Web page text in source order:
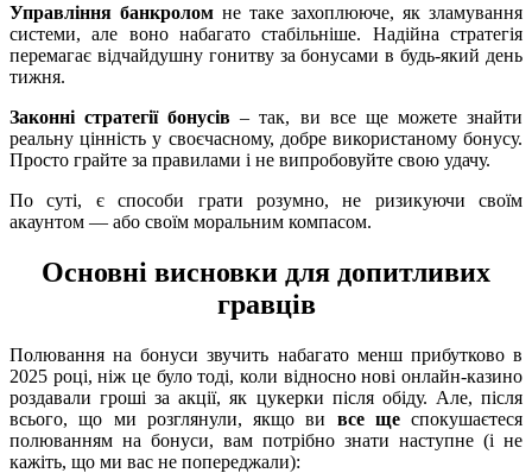
Управління банкроломне таке захоплююче, як зламування
системи, але воно набагато стабільніше. Надійна стратегія
перемагає відчайдушну гонитву за бонусами в будь-який день
тижня.
Законні стратегії бонусів – так, ви все ще можете знайти
реальну цінність у своєчасному, добре використаному бонусу.
Просто грайте за правилами і не випробовуйте свою удачу.
По суті, є способи грати розумно, не ризикуючи своїм
акаунтом — або своїм моральним компасом.
Основні висновки для допитливих
гравців
Полювання на бонуси звучить набагато менш прибутково в
2025 році, ніж це було тоді, коли відносно нові онлайн-казино
роздавали гроші за акції, як цукерки після обіду. Але, після
всього, що ми розглянули, якщо ви все щеспокушаєтеся
полюванням на бонуси, вам потрібно знати наступне (і не
кажіть, що ми вас не попереджали):